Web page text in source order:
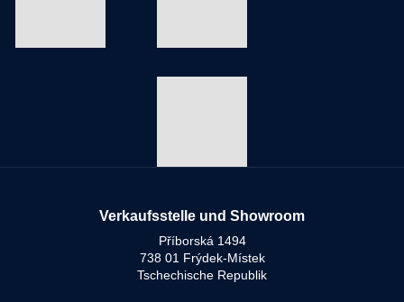
Verkaufsstelle und Showroom
Příborská 1494
738 01 Frýdek-Místek
Tschechische Republik